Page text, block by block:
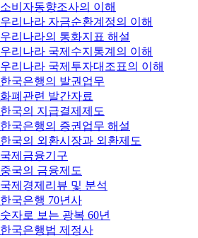
소비자동향조사의 이해
우리나라 자금순환계정의 이해
우리나라의 통화지표 해설
우리나라 국제수지통계의 이해
우리나라 국제투자대조표의 이해
한국은행의 발권업무
화폐관련 발간자료
한국의 지급결제제도
한국은행의 증권업무 해설
한국의 외환시장과 외환제도
국제금융기구
중국의 금융제도
국제경제리뷰 및 분석
한국은행 70년사
숫자로 보는 광복 60년
한국은행법 제정사